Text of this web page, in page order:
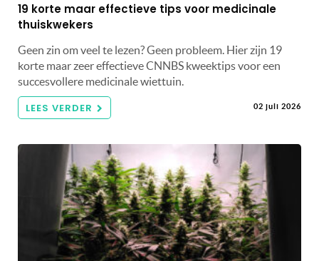
19 korte maar effectieve tips voor medicinale
thuiskwekers
Geen zin om veel te lezen? Geen probleem. Hier zijn 19
korte maar zeer effectieve CNNBS kweektips voor een
succesvollere medicinale wiettuin.
LEES VERDER 02 juli 2026